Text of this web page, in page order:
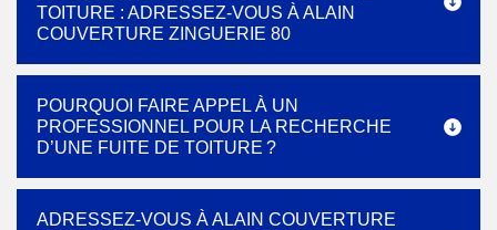
TOITURE : ADRESSEZ-VOUS À ALAIN
COUVERTURE ZINGUERIE 80
POURQUOI FAIRE APPEL À UN
PROFESSIONNEL POUR LA RECHERCHE
D’UNE FUITE DE TOITURE ?
ADRESSEZ-VOUS À ALAIN COUVERTURE